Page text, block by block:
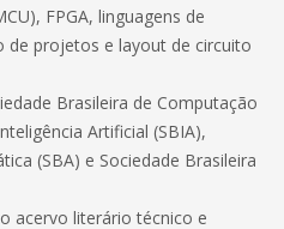
FPGA, linguagens de
de projetos e layout de circuito
Brasileira de Computação
Artificial (SBIA),
(SBA) e Sociedade Brasileira
acervo literário técnico e